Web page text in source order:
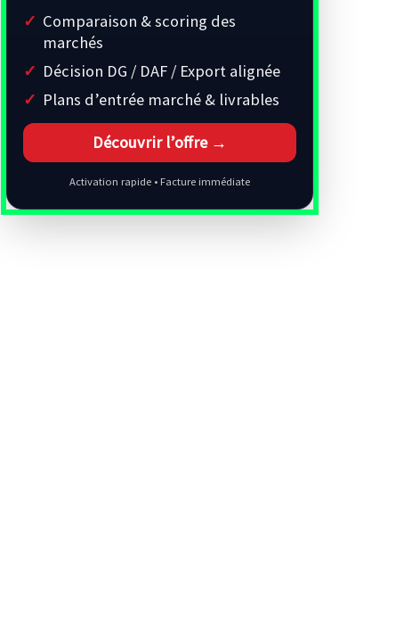
Comparaison & scoring des
marchés
Décision DG / DAF / Export alignée
Plans d’entrée marché & livrables
Découvrir l’offre →
Activation rapide • Facture immédiate